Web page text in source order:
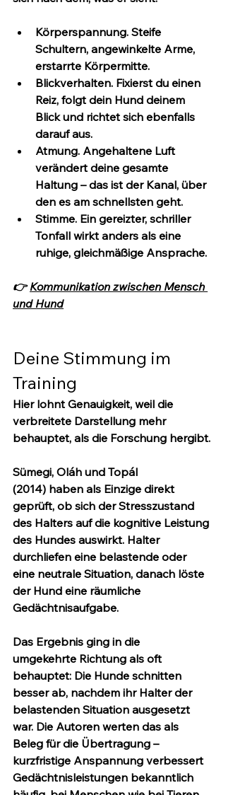
Körperspannung. Steife
Schultern, angewinkelte Arme,
erstarrte Körpermitte.
Blickverhalten. Fixierst du einen
Reiz, folgt dein Hund deinem
Blick und richtet sich ebenfalls
darauf aus.
Atmung. Angehaltene Luft
verändert deine gesamte
Haltung – das ist der Kanal, über
den es am schnellsten geht.
Stimme. Ein gereizter, schriller
Tonfall wirkt anders als eine
ruhige, gleichmäßige Ansprache.
👉 Kommunikation zwischen Mensch
und Hund
Deine Stimmung im
Training
Hier lohnt Genauigkeit, weil die
verbreitete Darstellung mehr
behauptet, als die Forschung hergibt.
Sümegi, Oláh und Topál
(2014) haben als Einzige direkt
geprüft, ob sich der Stresszustand
des Halters auf die kognitive Leistung
des Hundes auswirkt. Halter
durchliefen eine belastende oder
eine neutrale Situation, danach löste
der Hund eine räumliche
Gedächtnisaufgabe.
Das Ergebnis ging in die
umgekehrte Richtung als oft
behauptet: Die Hunde schnitten
besser ab, nachdem ihr Halter der
belastenden Situation ausgesetzt
war. Die Autoren werten das als
Beleg für die Übertragung –
kurzfristige Anspannung verbessert
Gedächtnisleistungen bekanntlich